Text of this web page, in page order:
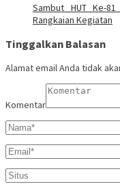
Sambut HUT Ke-
Rangkaian Kegiatan
Tinggalkan Balasan
Alamat email Anda tidak
Komentar